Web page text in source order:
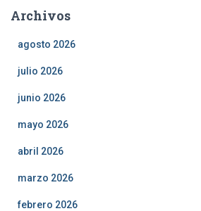
Archivos
agosto 2026
julio 2026
junio 2026
mayo 2026
abril 2026
marzo 2026
febrero 2026